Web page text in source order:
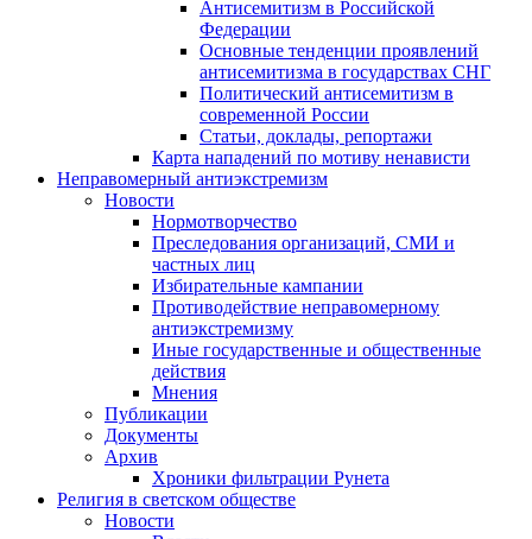
Антисемитизм в Российской
Федерации
Основные тенденции проявлений
антисемитизма в государствах СНГ
Политический антисемитизм в
современной России
Статьи, доклады, репортажи
Карта нападений по мотиву ненависти
Неправомерный антиэкстремизм
Новости
Нормотворчество
Преследования организаций, СМИ и
частных лиц
Избирательные кампании
Противодействие неправомерному
антиэкстремизму
Иные государственные и общественные
действия
Мнения
Публикации
Документы
Архив
Хроники фильтрации Рунета
Религия в светском обществе
Новости